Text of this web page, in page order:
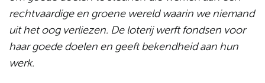
rechtvaardige en groene wereld waarin we niemand
uit het oog verliezen. De loterij werft fondsen voor
haar goede doelen en geeft bekendheid aan hun
werk.